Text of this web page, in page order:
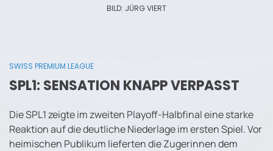
BILD: JÜRG VIERT
SWISS PREMIUM LEAGUE
SPL1: SENSATION KNAPP VERPASST
Die SPL1 zeigte im zweiten Playoff-Halbfinal eine starke
Reaktion auf die deutliche Niederlage im ersten Spiel. Vor
heimischen Publikum lieferten die Zugerinnen dem